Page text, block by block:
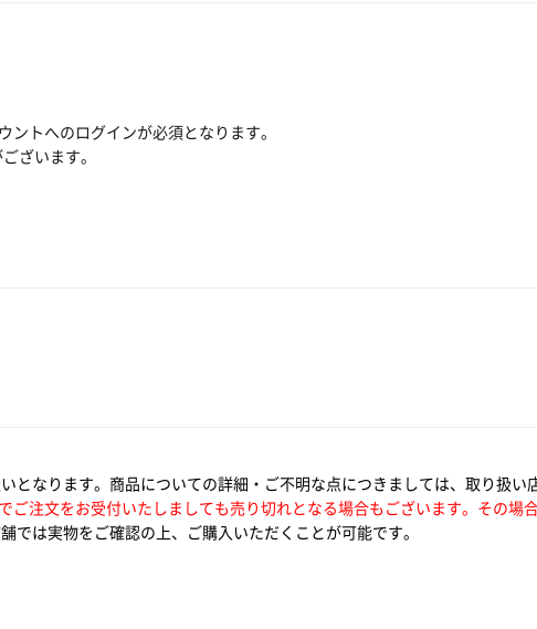
トへのログインが必須となります。
ざいます。
となります。商品についての詳細・ご不明な点につきましては、取り扱い
注文をお受付いたしましても売り切れとなる場合もございます。その場
では実物をご確認の上、ご購入いただくことが可能です。